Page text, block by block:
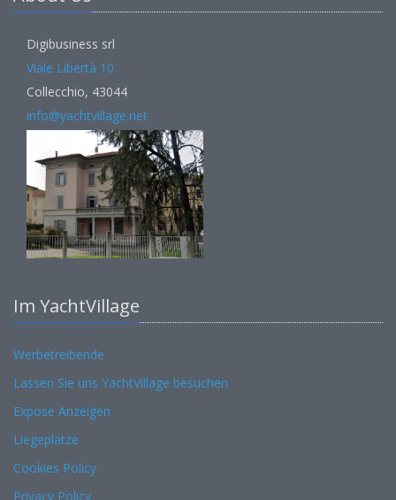
Digibusiness srl
Viale Libertà 10
Collecchio, 43044
info@yachtvillage.net
Im YachtVillage
Werbetreibende
Lassen Sie uns YachtVillage besuchen
Expose Anzeigen
Liegeplätze
Cookies Policy
Privacy Policy